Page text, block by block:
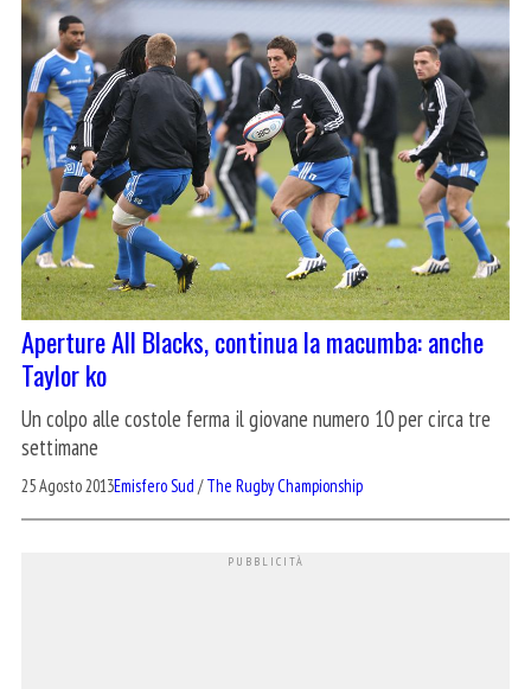
Aperture All Blacks, continua la macumba: anche
Taylor ko
Un colpo alle costole ferma il giovane numero 10 per circa tre
settimane
25 Agosto 2013Emisfero Sud /The Rugby Championship